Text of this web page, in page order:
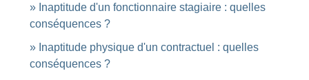
Inaptitude d'un fonctionnaire stagiaire : quelles
conséquences ?
Inaptitude physique d'un contractuel : quelles
conséquences ?